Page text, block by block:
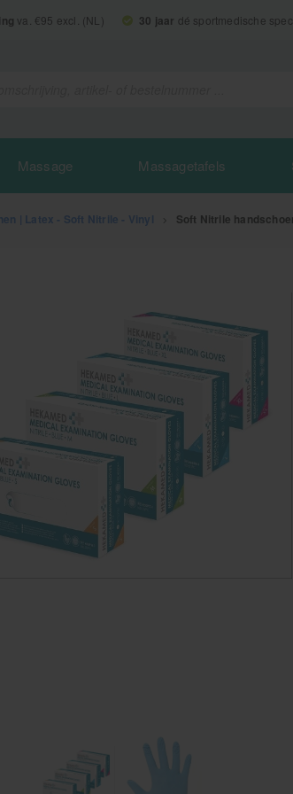
va. €95 excl. (NL) 30 jaar dé sportmedische
Massage Massagetafels
| Latex - Soft Nitrile - Vinyl Soft Nitrile